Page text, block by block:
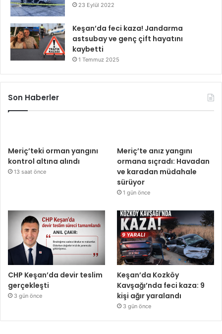
23 Eylül 2022
Keşan’da feci kaza! Jandarma
astsubay ve genç çift hayatını
kaybetti
1 Temmuz 2025
Son Haberler
Meriç’teki orman yangını
kontrol altına alındı
13 saat önce
Meriç’te anız yangını
ormana sıçradı: Havadan
ve karadan müdahale
sürüyor
1 gün önce
CHP Keşan’da devir teslim
gerçekleşti
3 gün önce
Keşan’da Kozköy
Kavşağı’nda feci kaza: 9
kişi ağır yaralandı
3 gün önce